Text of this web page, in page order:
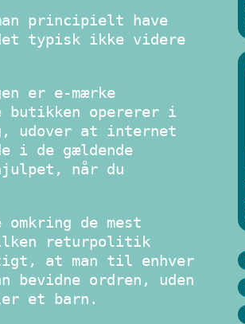
principielt have
typisk ikke videre
er e-mærke
opererer i
udover at internet
de gældende
når du
de mest
returpolitik
at man til enhver
bevidne ordren, uden
et barn.